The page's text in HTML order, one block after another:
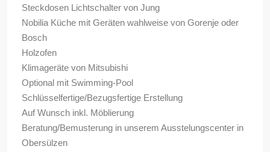
Steckdosen Lichtschalter von Jung
Nobilia Küche mit Geräten wahlweise von Gorenje oder
Bosch
Holzofen
Klimageräte von Mitsubishi
Optional mit Swimming-Pool
Schlüsselfertige/Bezugsfertige Erstellung
Auf Wunsch inkl. Möblierung
Beratung/Bemusterung in unserem Ausstelungscenter in
Obersülzen